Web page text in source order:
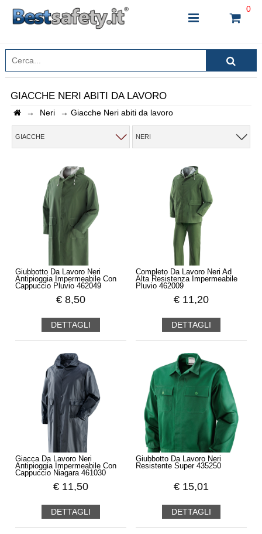
0
INSERISCI IL NOME DEL PRODOTTO CHE STAI
CERCANDO
GIACCHE NERI ABITI DA LAVORO
→ Neri → Giacche Neri abiti da lavoro
GIACCHE NERI
Giubbotto Da Lavoro Neri
Antipioggia Impermeabile Con
Cappuccio Pluvio 462049
€ 8,50
DETTAGLI
Completo Da Lavoro Neri Ad
Alta Resistenza Impermeabile
Pluvio 462009
€ 11,20
DETTAGLI
Giacca Da Lavoro Neri
Antipioggia Impermeabile Con
Cappuccio Niagara 461030
€ 11,50
DETTAGLI
Giubbotto Da Lavoro Neri
Resistente Super 435250
€ 15,01
DETTAGLI